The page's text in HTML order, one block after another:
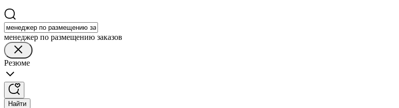
менеджер по размещению заказов
Резюме
Найти